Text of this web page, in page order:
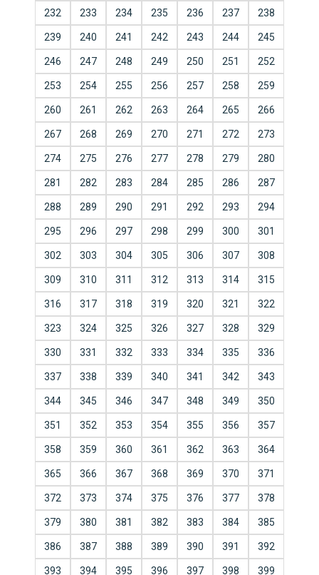
232 233 234 235 236 237 238
239 240 241 242 243 244 245
246 247 248 249 250 251 252
253 254 255 256 257 258 259
260 261 262 263 264 265 266
267 268 269 270 271 272 273
274 275 276 277 278 279 280
281 282 283 284 285 286 287
288 289 290 291 292 293 294
295 296 297 298 299 300 301
302 303 304 305 306 307 308
309 310 311 312 313 314 315
316 317 318 319 320 321 322
323 324 325 326 327 328 329
330 331 332 333 334 335 336
337 338 339 340 341 342 343
344 345 346 347 348 349 350
351 352 353 354 355 356 357
358 359 360 361 362 363 364
365 366 367 368 369 370 371
372 373 374 375 376 377 378
379 380 381 382 383 384 385
386 387 388 389 390 391 392
393 394 395 396 397 398 399